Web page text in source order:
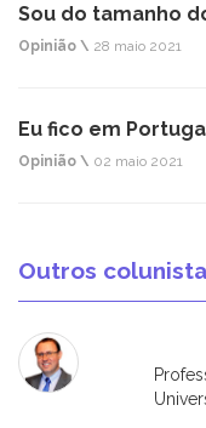
Sou do tamanho
Opinião \ 28 maio 2021
Eu fico em
Opinião \ 02 maio 2021
Outros